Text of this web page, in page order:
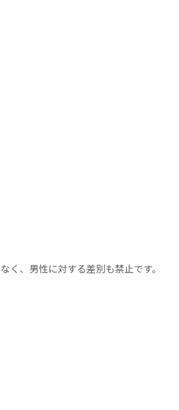
く、男性に対する差別も禁止です。